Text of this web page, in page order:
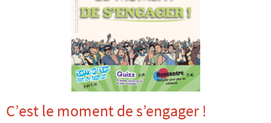
C’est le moment de s’engager !